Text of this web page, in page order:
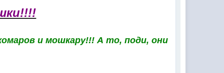
и мошкару!!! А то, поди, они